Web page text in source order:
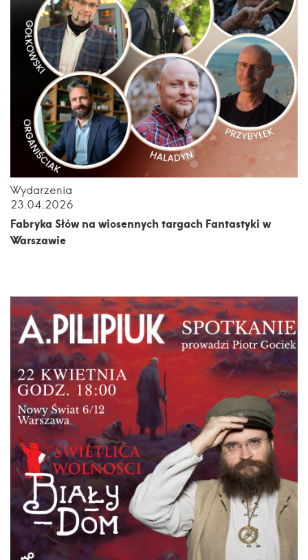
Wydarzenia
23.04.2026
Fabryka Słów na wiosennych targach Fantastyki w
Warszawie